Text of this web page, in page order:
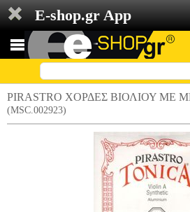
E-shop.gr App
PIRASTRO ΧΟΡΔΕΣ ΒΙΟΛΙΟΥ ΜΕ
(MSC.002923)